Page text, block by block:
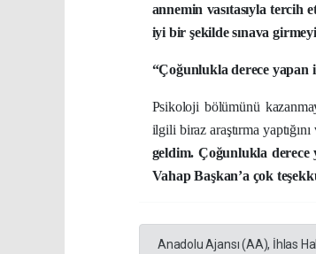
annemin vasıtasıyla tercih
iyi bir şekilde sınava
“Çoğunlukla derece yapan
Psikoloji bölümünü
ilgili biraz araştırma
geldim. Çoğunlukla derece
Vahap Başkan’a çok
Anadolu Ajansı (AA), İhlas